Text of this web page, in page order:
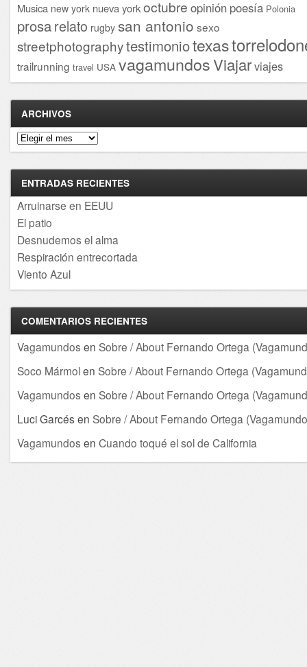
Musica new york nueva yorkoctubre opinión poesía Polonia
prosarelato rugby san antonio sexo
streetphotographytestimoniotexas
trailrunning travel USA vagamundosViajarviajes
ARCHIVOS
Archivos
ENTRADAS RECIENTES
Arruinarse en EEUU
El patio
Desnudemos el alma
Respiración entrecortada
Viento Azul
COMENTARIOS RECIENTES
Vagamundos en Sobre / About Fernando Ortega
Soco Mármolen Sobre / About Fernando Ortega
Vagamundos en Sobre / About Fernando Ortega
Luci Garcés en Sobre / About Fernando Ortega
Vagamundos en Cuando toqué el sol de California